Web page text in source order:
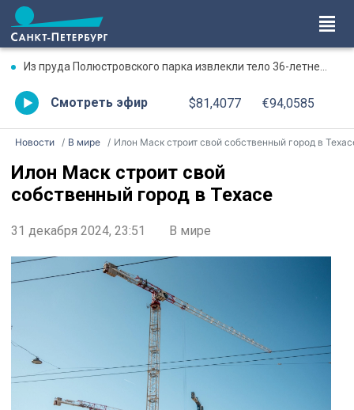
Из пруда Полюстровского парка извлекли тело 36-летнего мужчины
Смотреть эфир $81,4077 €94,0585
Новости В мире Илон Маск строит свой собственный город в
Илон Маск строит свой
собственный город в Техасе
31 декабря 2024, 23:51 В мире